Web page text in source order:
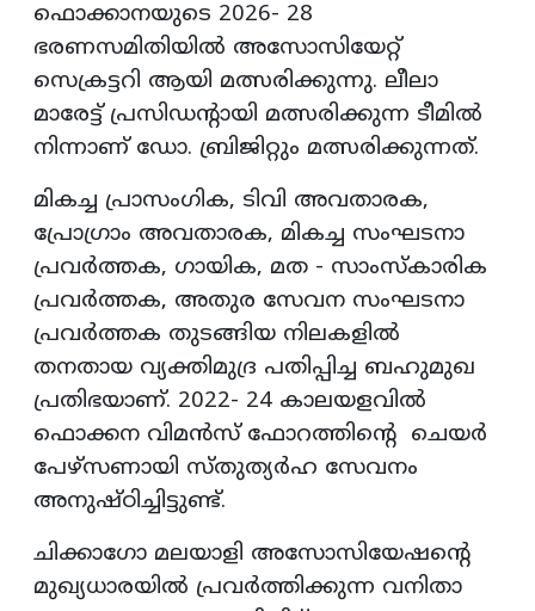
ഫൊക്കാനയുടെ 2026- 28
ഭരണസമിതിയില്‍ അസോസിയേറ്റ്
സെക്രട്ടറി ആയി മത്സരിക്കുന്നു. ലീലാ
മാരേട്ട് പ്രസിഡന്റായി മത്സരിക്കുന്ന ടീമില്‍
നിന്നാണ് ഡോ. ബ്രിജിറ്റും മത്സരിക്കുന്നത്.
മികച്ച പ്രാസംഗിക, ടിവി അവതാരക,
പ്രോഗ്രാം അവതാരക, മികച്ച സംഘടനാ
പ്രവര്‍ത്തക, ഗായിക, മത - സാംസ്‌കാരിക
പ്രവര്‍ത്തക, അതുര സേവന സംഘടനാ
പ്രവര്‍ത്തക തുടങ്ങിയ നിലകളില്‍
തനതായ വ്യക്തിമുദ്ര പതിപ്പിച്ച ബഹുമുഖ
പ്രതിഭയാണ്. 2022- 24 കാലയളവില്‍
ഫൊക്കന വിമന്‍സ് ഫോറത്തിന്റെ ചെയര്‍
പേഴ്‌സണായി സ്തുത്യര്‍ഹ സേവനം
അനുഷ്ഠിച്ചിട്ടുണ്ട്.
ചിക്കാഗോ മലയാളി അസോസിയേഷന്റെ
മുഖ്യധാരയില്‍ പ്രവര്‍ത്തിക്കുന്ന വനിതാ